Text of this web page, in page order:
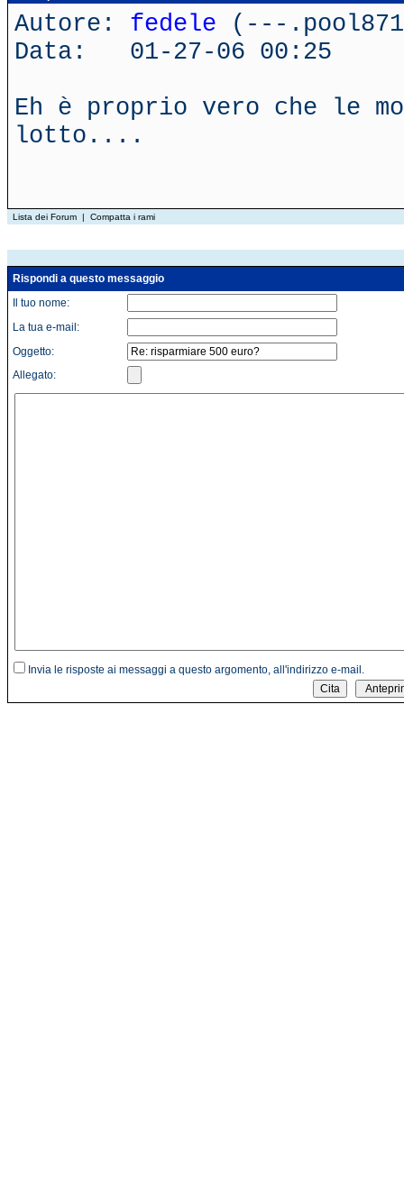
Autore: fedele (---
Data: 01-27-06 00:25
Eh è proprio vero che le
lotto....
Lista dei Forum | Compatta i rami
Rispondi a questo messaggio
Il tuo nome:
La tua e-mail:
Oggetto:
Allegato:
Invia le risposte ai messaggi a questo argomento, all'indirizzo e-mail.